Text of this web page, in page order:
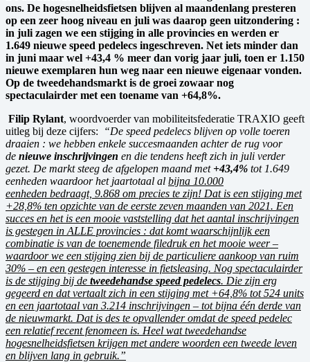
ons. De hogesnelheidsfietsen blijven al maandenlang presteren
op een zeer hoog niveau en juli was daarop geen uitzondering :
in juli zagen we een stijging in alle provincies en werden er
1.649 nieuwe speed pedelecs ingeschreven. Net iets minder dan
in juni maar wel +43,4 % meer dan vorig jaar juli, toen er 1.150
nieuwe exemplaren hun weg naar een nieuwe eigenaar vonden.
Op de tweedehandsmarkt is de groei zowaar nog
spectaculairder met een toename van +64,8%.
Filip Rylant, woordvoerder van mobiliteitsfederatie TRAXIO geeft
uitleg bij deze cijfers:
“De speed pedelecs blijven op volle toeren
draaien : we hebben enkele succesmaanden achter de rug voor
de nieuwe inschrijvingen en die tendens heeft zich in juli verder
gezet. De markt steeg de afgelopen maand met +43,4% tot 1.649
eenheden waardoor het jaartotaal al bijna 10.000
eenheden bedraagt, 9.868 om precies te zijn! Dat is een stijging met
+28,8% ten opzichte van de eerste zeven maanden van 2021. Een
succes en het is een mooie vaststelling dat het aantal inschrijvingen
is gestegen in ALLE provincies : dat komt waarschijnlijk een
combinatie is van de toenemende filedruk en het mooie weer –
waardoor we een stijging zien bij de particuliere aankoop van ruim
30% – en een gestegen interesse in fietsleasing. Nog spectaculairder
is de stijging bij de tweedehandse speed pedelecs. Die zijn erg
gegeerd en dat vertaalt zich in een stijging met +64,8% tot 524 units
en een jaartotaal van 3.214 inschrijvingen – tot bijna één derde van
de nieuwmarkt. Dat is des te opvallender omdat de speed pedelec
een relatief recent fenomeen is. Heel wat tweedehandse
hogesnelheidsfietsen krijgen met andere woorden een tweede leven
en blijven lang in gebruik.”